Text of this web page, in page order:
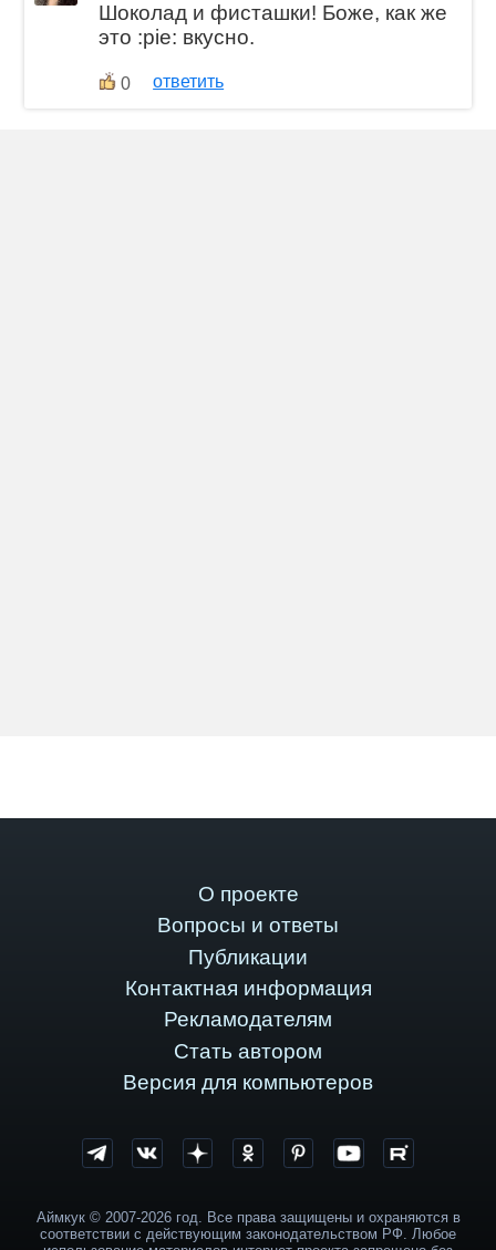
Шоколад и фисташки! Боже, как же
это :pie: вкусно.
0 ответить
О проекте
Вопросы и ответы
Публикации
Контактная информация
Рекламодателям
Стать автором
Версия для компьютеров
Аймкук © 2007-2026 год. Все права защищены и охраняются в
соответствии с действующим законодательством РФ. Любое